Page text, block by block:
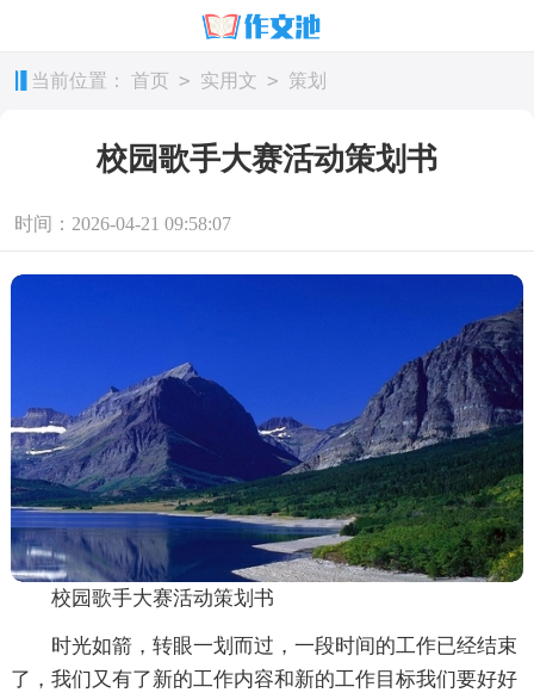
当前位置： 首页 > 实用文 > 策划
校园歌手大赛活动策划书
时间：2026-04-21 09:58:07
校园歌手大赛活动策划书
时光如箭，转眼一划而过，一段时间的工作已经结束
了，我们又有了新的工作内容和新的工作目标我们要好好